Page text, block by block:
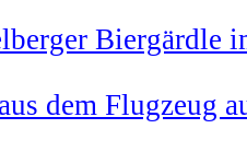
Biergärdle
dem Flugzeug